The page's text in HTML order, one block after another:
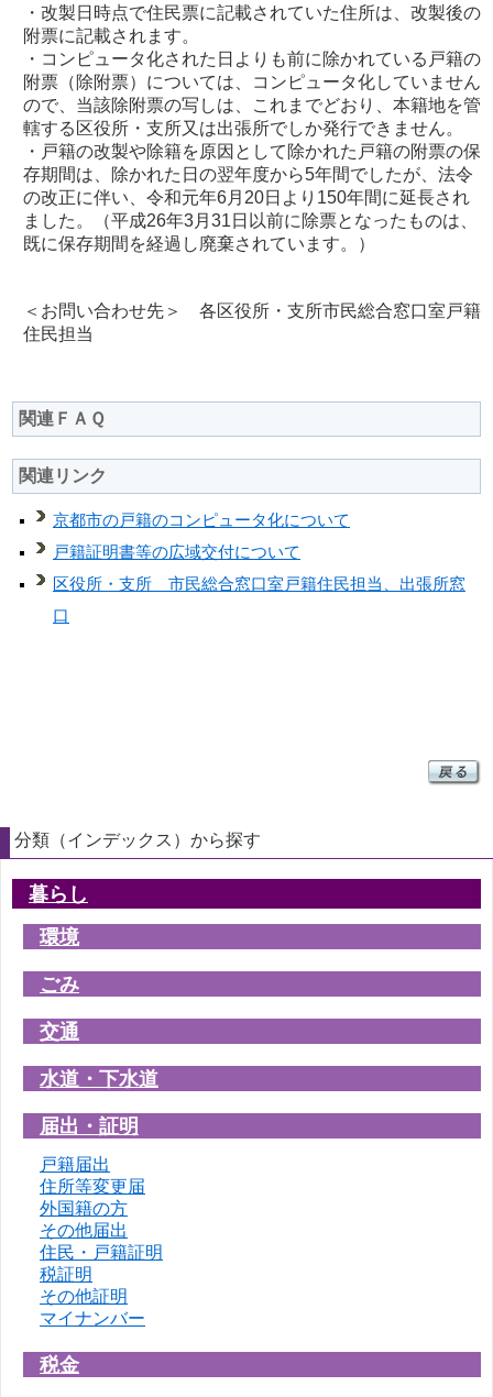
・改製日時点で住民票に記載されていた住所は、改製後の
附票に記載されます。
・コンピュータ化された日よりも前に除かれている戸籍の
附票（除附票）については、コンピュータ化していません
ので、当該除附票の写しは、これまでどおり、本籍地を管
轄する区役所・支所又は出張所でしか発行できません。
・戸籍の改製や除籍を原因として除かれた戸籍の附票の保
存期間は、除かれた日の翌年度から5年間でしたが、法令
の改正に伴い、令和元年6月20日より150年間に延長され
ました。（平成26年3月31日以前に除票となったものは、
既に保存期間を経過し廃棄されています。）
＜お問い合わせ先＞ 各区役所・支所市民総合窓口室戸籍
住民担当
関連ＦＡＱ
関連リンク
京都市の戸籍のコンピュータ化について
戸籍証明書等の広域交付について
区役所・支所 市民総合窓口室戸籍住民担当、出張所窓
口
分類（インデックス）から探す
暮らし
環境
ごみ
交通
水道・下水道
届出・証明
戸籍届出
住所等変更届
外国籍の方
その他届出
住民・戸籍証明
税証明
その他証明
マイナンバー
税金